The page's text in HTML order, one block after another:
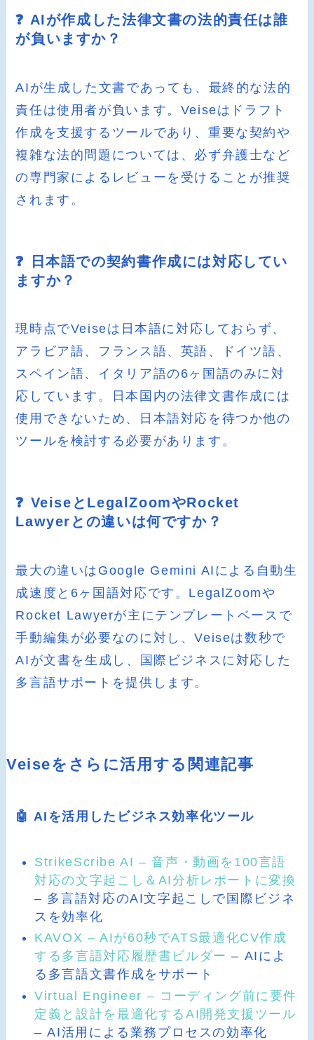
❓ AIが作成した法律文書の法的責任は誰
が負いますか？
AIが生成した文書であっても、最終的な法的
責任は使用者が負います。Veiseはドラフト
作成を支援するツールであり、重要な契約や
複雑な法的問題については、必ず弁護士など
の専門家によるレビューを受けることが推奨
されます。
❓ 日本語での契約書作成には対応してい
ますか？
現時点でVeiseは日本語に対応しておらず、
アラビア語、フランス語、英語、ドイツ語、
スペイン語、イタリア語の6ヶ国語のみに対
応しています。日本国内の法律文書作成には
使用できないため、日本語対応を待つか他の
ツールを検討する必要があります。
❓ VeiseとLegalZoomやRocket
Lawyerとの違いは何ですか？
最大の違いはGoogle Gemini AIによる自動生
成速度と6ヶ国語対応です。LegalZoomや
Rocket Lawyerが主にテンプレートベースで
手動編集が必要なのに対し、Veiseは数秒で
AIが文書を生成し、国際ビジネスに対応した
多言語サポートを提供します。
Veiseをさらに活用する関連記事
🤖 AIを活用したビジネス効率化ツール
StrikeScribe AI – 音声・動画を100言語
対応の文字起こし＆AI分析レポートに変換
– 多言語対応のAI文字起こしで国際ビジネ
スを効率化
KAVOX – AIが60秒でATS最適化CV作成
する多言語対応履歴書ビルダー – AIによ
る多言語文書作成をサポート
Virtual Engineer – コーディング前に要件
定義と設計を最適化するAI開発支援ツール
– AI活用による業務プロセスの効率化